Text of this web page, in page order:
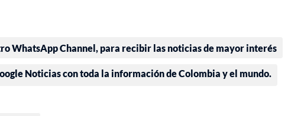
WhatsApp Channel, para recibir las noticias de mayor interés
Noticias con toda la información de Colombia y el mundo.